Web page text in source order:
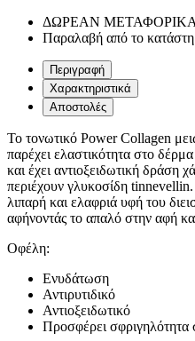
ΔΩΡΕΑΝ ΜΕΤΑΦΟΡΙΚΑ
Παραλαβή από το
Περιγραφή
Χαρακτηριστικά
Αποστολές
Το τονωτικό Power Collagen
παρέχει ελαστικότητα στο
και έχει αντιοξειδωτική δράση
περιέχουν γλυκοσίδη
λιπαρή και ελαφριά υφή του
αφήνοντάς το απαλό στην αφή
Οφέλη:
Ενυδάτωση
Αντιρυτιδικό
Αντιοξειδωτικό
Προσφέρει σφριγηλότητα